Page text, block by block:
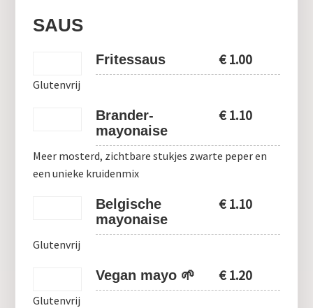
SAUS
Fritessaus €1.00
Glutenvrij
Brander-
mayonaise
€1.10
Meer mosterd, zichtbare stukjes zwarte peper en
een unieke kruidenmix
Belgische
mayonaise
€1.10
Glutenvrij
Vegan mayo 🌱 €1.20
Glutenvrij